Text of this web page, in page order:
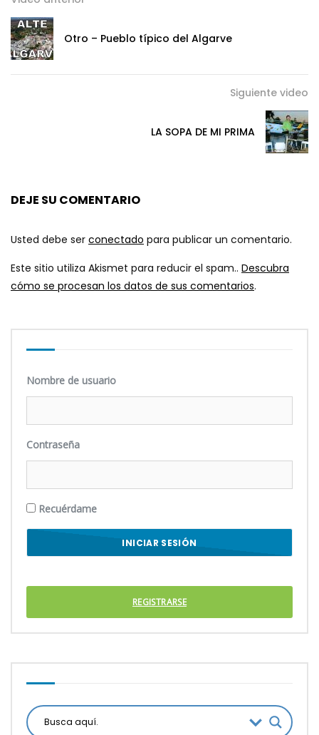
Otro – Pueblo típico del Algarve
Siguiente video
LA SOPA DE MI PRIMA
DEJE SU COMENTARIO
Usted debe ser conectado para publicar un comentario.
Este sitio utiliza Akismet para reducir el spam.. Descubra
cómo se procesan los datos de sus comentarios.
Nombre de usuario
Contraseña
Recuérdame
REGISTRARSE